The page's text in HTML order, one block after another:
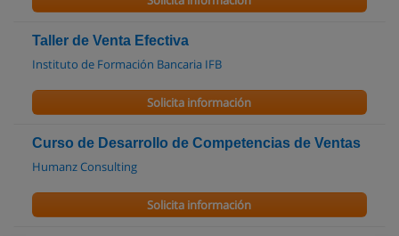
Taller de Venta Efectiva
Instituto de Formación Bancaria IFB
Solicita información
Curso de Desarrollo de Competencias de Ventas
Humanz Consulting
Solicita información